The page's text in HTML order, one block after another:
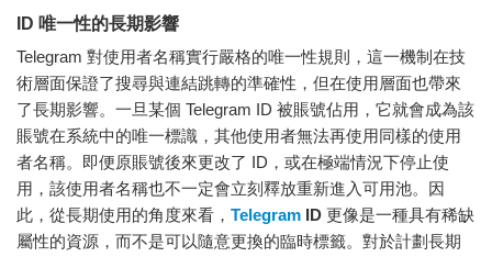
ID 唯一性的長期影響
Telegram 對使用者名稱實行嚴格的唯一性規則，這一機制在技
術層面保證了搜尋與連結跳轉的準確性，但在使用層面也帶來
了長期影響。一旦某個 Telegram ID 被賬號佔用，它就會成為該
賬號在系統中的唯一標識，其他使用者無法再使用同樣的使用
者名稱。即便原賬號後來更改了 ID，或在極端情況下停止使
用，該使用者名稱也不一定會立刻釋放重新進入可用池。因
此，從長期使用的角度來看， Telegram ID 更像是一種具有稀缺
屬性的資源，而不是可以隨意更換的臨時標籤。對於計劃長期